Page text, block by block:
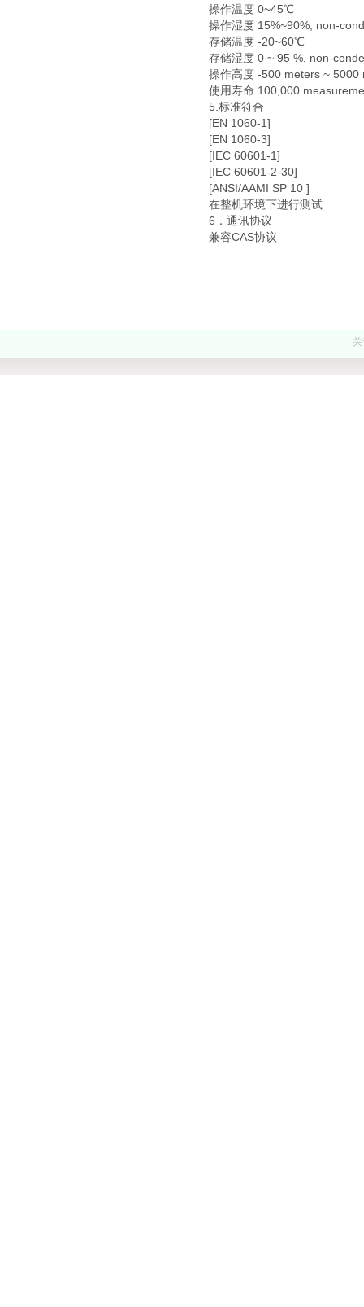
操作温度 0~45℃
操作湿度 15%~90%, non-
存储温度 -20~60℃
存储湿度 0 ~ 95 %, non-
操作高度 -500 meters ~ 5000
使用寿命 100,000
5.标准符合
[EN 1060-1]
[EN 1060-3]
[IEC 60601-1]
[IEC 60601-2-30]
[ANSI/AAMI SP 10 ]
在整机环境下进行测试
6．通讯协议
兼容CAS协议